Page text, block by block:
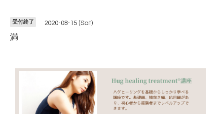
受付終了 2020-08-15 (Sat)
満